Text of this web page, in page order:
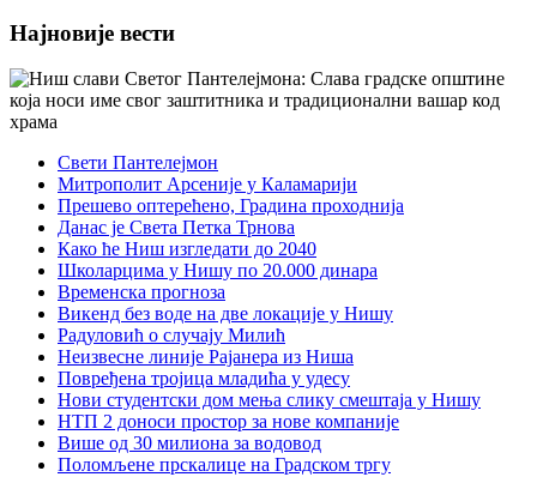
Најновије вести
Свети Пантелејмон
Митрополит Арсеније у Каламарији
Прешево оптерећено, Градина проходнија
Данас је Света Петка Трнова
Како ће Ниш изгледати до 2040
Школарцима у Нишу по 20.000 динара
Временска прогноза
Викенд без воде на две локације у Нишу
Радуловић о случају Милић
Неизвесне линије Рајанера из Ниша
Повређена тројица младића у удесу
Нови студентски дом мења слику смештаја у Нишу
НТП 2 доноси простор за нове компаније
Више од 30 милиона за водовод
Поломљене прскалице на Градском тргу